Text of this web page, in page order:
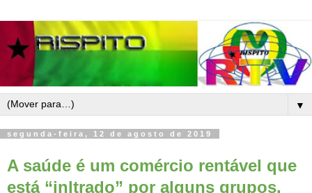
▼
segunda-feira, 12 de agosto de 2019
A saúde é um comércio rentável que
está “inltrado” por alguns grupos,